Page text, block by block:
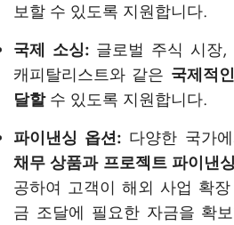
보할 수 있도록 지원합니다.
국제 소싱: 글로벌 주식 시장
캐피탈리스트와 같은 국제적
달할수 있도록 지원합니다.
파이낸싱 옵션: 다양한 국가
채무 상품과 프로젝트 파이낸
공하여 고객이 해외 사업 확
금 조달에 필요한 자금을 확